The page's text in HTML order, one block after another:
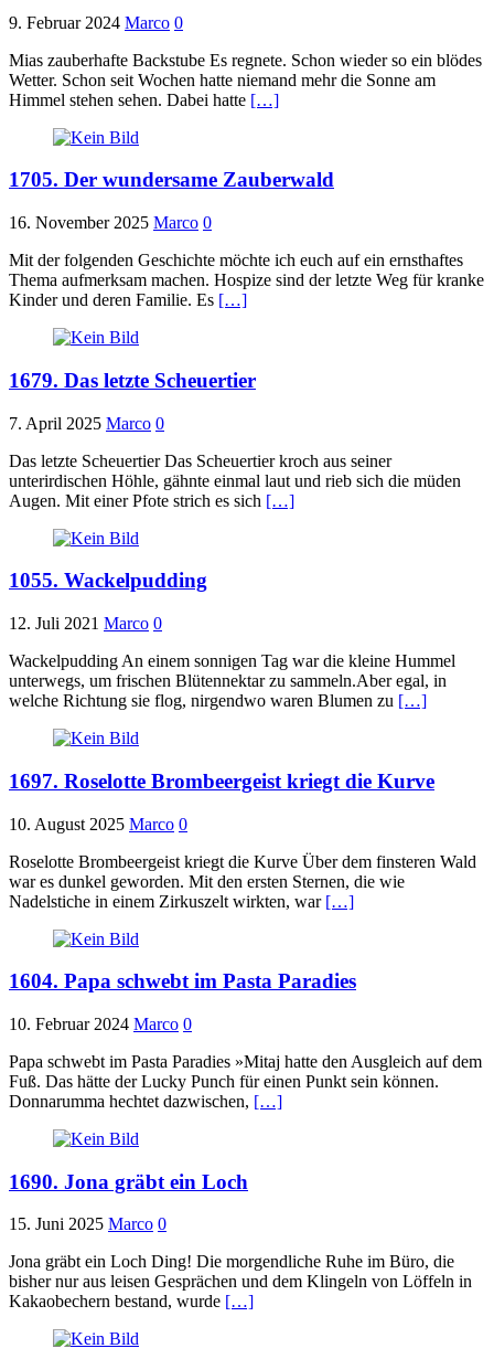
9. Februar 2024 Marco 0
Mias zauberhafte Backstube Es regnete. Schon wieder so ein blödes
Wetter. Schon seit Wochen hatte niemand mehr die Sonne am
Himmel stehen sehen. Dabei hatte […]
1705. Der wundersame Zauberwald
16. November 2025 Marco 0
Mit der folgenden Geschichte möchte ich euch auf ein ernsthaftes
Thema aufmerksam machen. Hospize sind der letzte Weg für kranke
Kinder und deren Familie. Es […]
1679. Das letzte Scheuertier
7. April 2025 Marco 0
Das letzte Scheuertier Das Scheuertier kroch aus seiner
unterirdischen Höhle, gähnte einmal laut und rieb sich die müden
Augen. Mit einer Pfote strich es sich […]
1055. Wackelpudding
12. Juli 2021 Marco 0
Wackelpudding An einem sonnigen Tag war die kleine Hummel
unterwegs, um frischen Blütennektar zu sammeln.Aber egal, in
welche Richtung sie flog, nirgendwo waren Blumen zu […]
1697. Roselotte Brombeergeist kriegt die Kurve
10. August 2025 Marco 0
Roselotte Brombeergeist kriegt die Kurve Über dem finsteren Wald
war es dunkel geworden. Mit den ersten Sternen, die wie
Nadelstiche in einem Zirkuszelt wirkten, war […]
1604. Papa schwebt im Pasta Paradies
10. Februar 2024 Marco 0
Papa schwebt im Pasta Paradies »Mitaj hatte den Ausgleich auf dem
Fuß. Das hätte der Lucky Punch für einen Punkt sein können.
Donnarumma hechtet dazwischen, […]
1690. Jona gräbt ein Loch
15. Juni 2025 Marco 0
Jona gräbt ein Loch Ding! Die morgendliche Ruhe im Büro, die
bisher nur aus leisen Gesprächen und dem Klingeln von Löffeln in
Kakaobechern bestand, wurde […]